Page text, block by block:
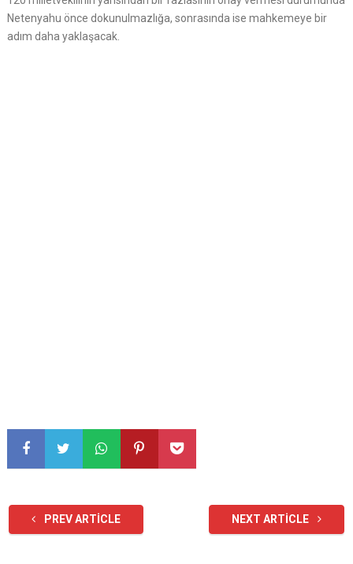
Netenyahu önce dokunulmazlığa, sonrasında ise mahkemeye bir
adım daha yaklaşacak.
PREV ARTICLE NEXT ARTICLE